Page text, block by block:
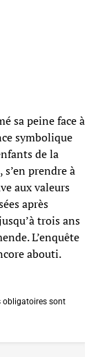
sa peine face à
symbolique
de la
prendre à
aux valeurs
après
trois ans
L’enquête
abouti.
obligatoires sont